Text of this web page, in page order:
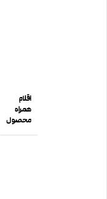
اقلام
همراه
محصول